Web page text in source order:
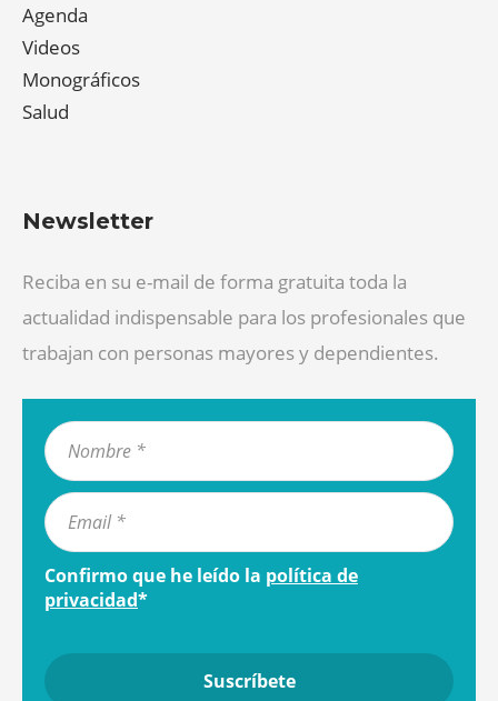
Agenda
Videos
Monográficos
Salud
Newsletter
Reciba en su e-mail de forma gratuita toda la
actualidad indispensable para los profesionales que
trabajan con personas mayores y dependientes.
Confirmo que he leído la política de
privacidad*